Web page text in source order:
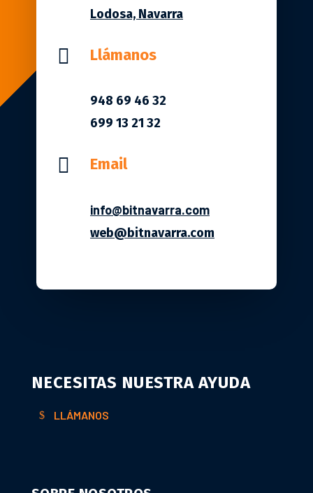
Lodosa, Navarra
 Llámanos
948 69 46 32
699 13 21 32
 Email
info@bitnavarra.com
web@bitnavarra.com
NECESITAS NUESTRA AYUDA
LLÁMANOS